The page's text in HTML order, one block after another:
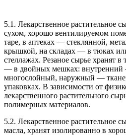
5.1. Лекарственное растительное
сухом, хорошо вентилируемом
таре, в аптеках — стеклянной,
крышкой, на складах — в тюках
стеллажах. Резаное сырье хранят
— в двойных мешках:
многослойный, наружный —
упаковках. В зависимости от
лекарственного растительного
полимерных материалов.
5.2. Лекарственное растительное
масла, хранят изолированно в